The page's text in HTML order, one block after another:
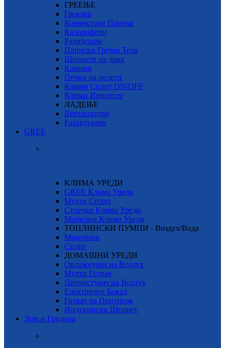
ГРЕЕЊЕ
Греалки
Конвектори Панели
Калорифери
Радијатори
Плински Грејни Тела
Шпорети на дрва
Камини
Печки на пелети
Клими Сплит ON/OFF
Клими Инвертер
ЛАДЕЊЕ
Вентилатори
Разладувачи
GREE
КЛИМА УРЕДИ
GREE Клима Уреди
Мулти Сплит
Стоечки Клима Уреди
Мобилни Клима Уреди
ТОПЛИНСКИ ПУМПИ - Воздух/Вода
Моноблок
Сплит
ДОМАШНИ УРЕДИ
Овлажнувач на Воздух
Мулти Готвач
Прочистувач на Воздух
Електричен Бокал
Готвач на Притисок
Индукциски Шпорет
Дом и Градина